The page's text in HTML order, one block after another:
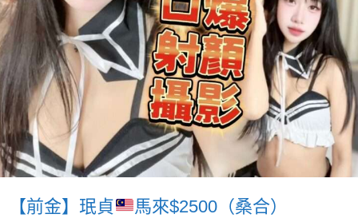
【前金】珉貞 馬來$2500（桑合）